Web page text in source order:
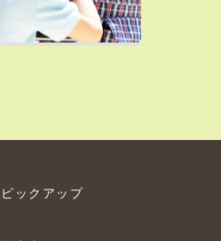
ピックアップ